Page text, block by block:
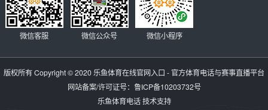
微信客服 微信公众号 微信小程序
版权所有 Copyright © 2020 乐鱼体育在线官网入口 - 官方体育电话与赛事直播平台
网站备案/许可证号： 鲁ICP备10203732号
乐鱼体育电话技术支持